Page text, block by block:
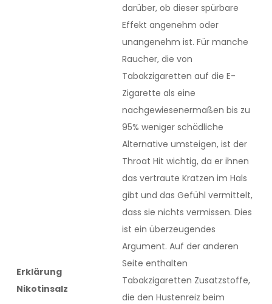
Erklärung
Nikotinsalz
darüber, ob dieser spürbare
Effekt angenehm oder
unangenehm ist. Für manche
Raucher, die von
Tabakzigaretten auf die E-
Zigarette als eine
nachgewiesenermaßen bis zu
95% weniger schädliche
Alternative umsteigen, ist der
Throat Hit wichtig, da er ihnen
das vertraute Kratzen im Hals
gibt und das Gefühl vermittelt,
dass sie nichts vermissen. Dies
ist ein überzeugendes
Argument. Auf der anderen
Seite enthalten
Tabakzigaretten Zusatzstoffe,
die den Hustenreiz beim